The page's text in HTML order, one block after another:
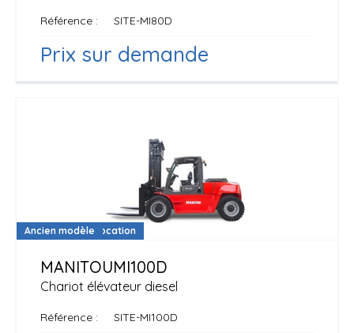
Référence SITE-MI80D
Prix sur demande
Disponible à la location
Ancien modèle
Chariot élévateur diesel
MANITOUMI100D
Référence SITE-MI100D